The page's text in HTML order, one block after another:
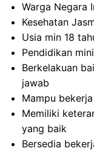
Warga Negara
Kesehatan
Usia min 18
Pendidikan
Berkelakuan
jawab
Mampu
Memiliki
yang baik
Bersedia